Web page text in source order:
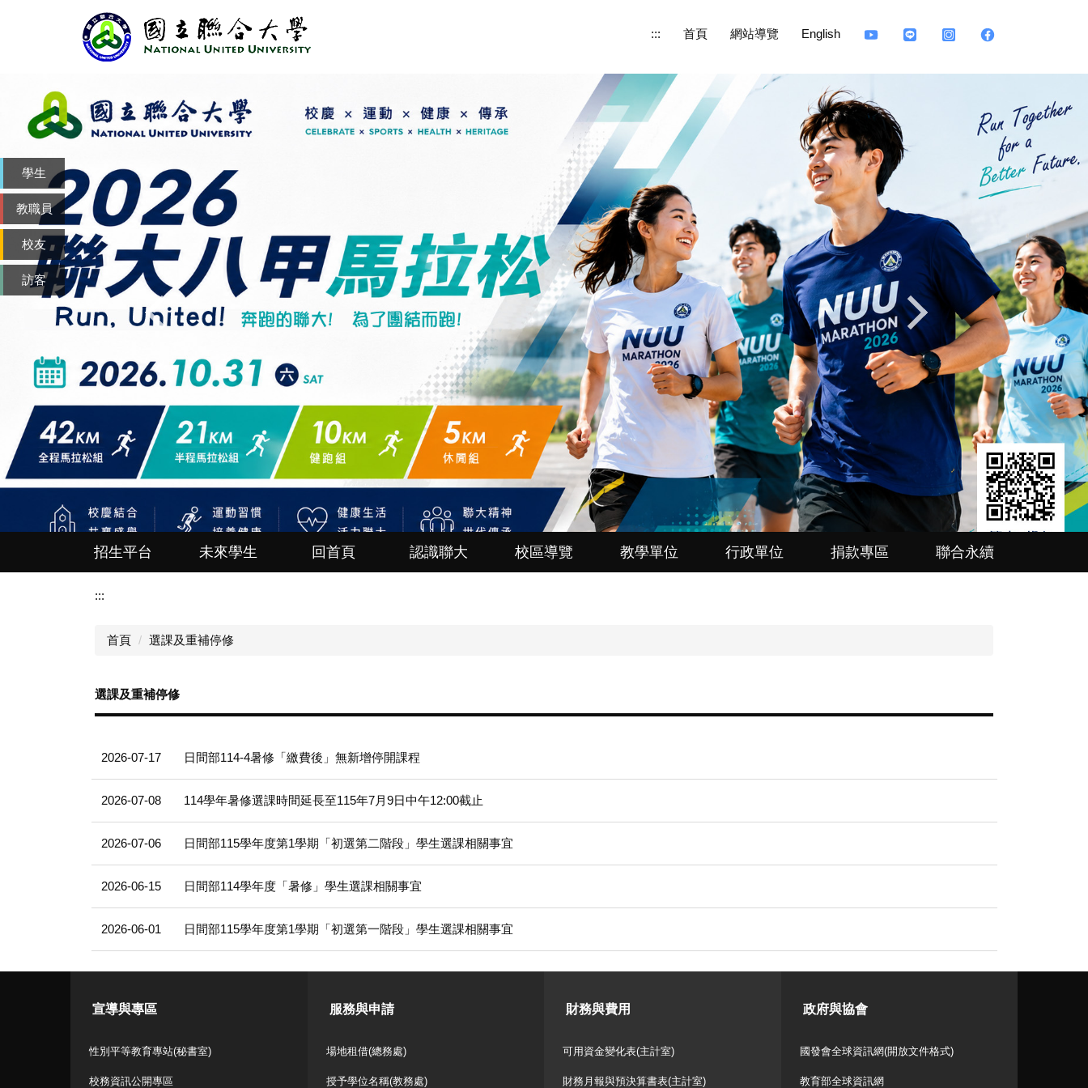
::: 首頁 網站導覽 English
學生
教職員
校友
訪客
招生平台 未來學生 回首頁 認識聯大 校區導覽 教學單位 行政單位 捐款專區 聯合永續
:::
首頁 選課及重補停修
選課及重補停修
2026-07-17 日間部114-4暑修「繳費後」無新增停開課程
2026-07-08 114學年暑修選課時間延長至115年7月9日中午12:00截止
2026-07-06 日間部115學年度第1學期「初選第二階段」學生選課相關事宜
2026-06-15 日間部114學年度「暑修」學生選課相關事宜
2026-06-01 日間部115學年度第1學期「初選第一階段」學生選課相關事宜
宣導與專區
性別平等教育專站(秘書室)
校務資訊公開專區
服務與申請
場地租借(總務處)
授予學位名稱(教務處)
財務與費用
可用資金變化表(主計室)
財務月報與預決算書表(主計室)
政府與協會
國發會全球資訊網(開放文件格式)
教育部全球資訊網